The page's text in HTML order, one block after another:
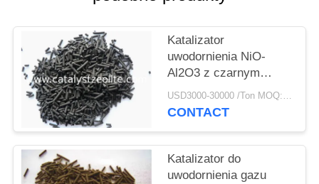
POLICY
Katalizator
uwodornienia NiO-
Al2O3 z czarnym
cylindrem 15 mm
USD3000-30000 /Ton MOQ:1 KG
CONTACT
Katalizator do
uwodornienia gazu